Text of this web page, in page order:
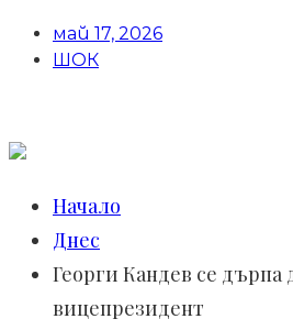
май 17, 2026
ШОК
Начало
Днес
Георги Кандев се дърпа
вицепрезидент